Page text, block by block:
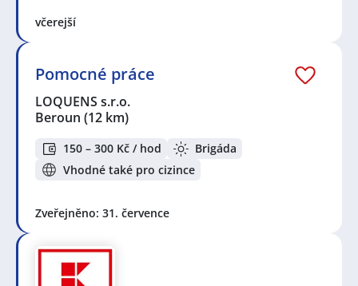
včerejší
Pomocné práce
LOQUENS s.r.o.
Beroun (12 km)
150 – 300 Kč / hod
Brigáda
Vhodné také pro cizince
Zveřejněno: 31. července